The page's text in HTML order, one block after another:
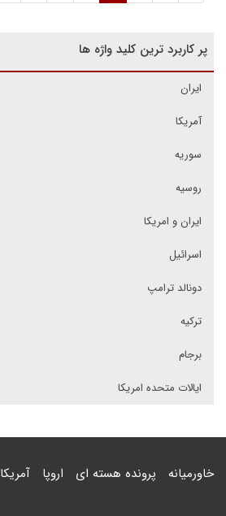
پر کاربرد ترین کلید واژه ها
ایران
آمریکا
سوریه
روسیه
ایران و امریکا
اسرائیل
دونالد ترامپ
ترکیه
برجام
ایالات متحده امریکا
خاورمیانه پرونده هسته ای اروپا آمریکا